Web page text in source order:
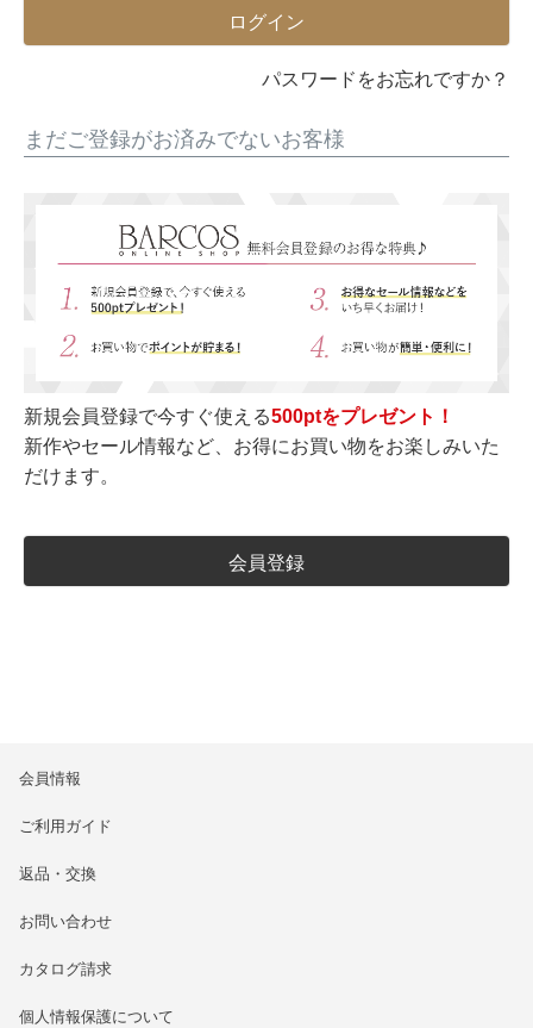
ログイン
パスワードをお忘れですか？
まだご登録がお済みでないお客様
新規会員登録で今すぐ使える500ptをプレゼント！
新作やセール情報など、お得にお買い物をお楽しみいた
だけます。
会員登録
会員情報
ご利用ガイド
返品・交換
お問い合わせ
カタログ請求
個人情報保護について